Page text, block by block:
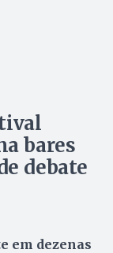
bares
debate
em dezenas